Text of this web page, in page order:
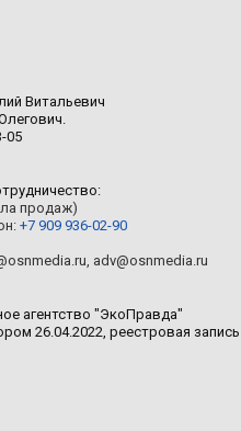
Витальевич
05
продаж)
+7 909 936-02-90
, adv@osnmedia.ru
агентство "ЭкоПравда"
26.04.2022, реестровая запись